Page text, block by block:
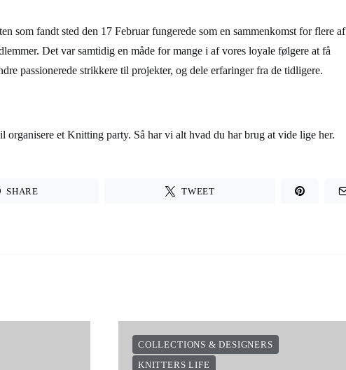
som fandt sted den 17 Februar fungerede som en sammenkomst for flere af
Det var samtidig en måde for mange i af vores loyale følgere at få
passionerede strikkere til projekter, og dele erfaringer fra de tidligere.
organisere et Knitting party. Så har vi alt hvad du har brug at vide lige her.
SHARE TWEET
COLLECTIONS & DESIGNERS
KNITTERS LIFE